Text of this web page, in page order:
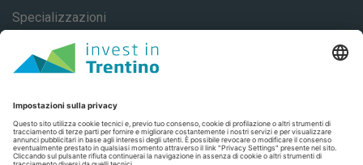
Specializzazioni
About
Casi di successo
Contatti
Privacy
Privacy Settings